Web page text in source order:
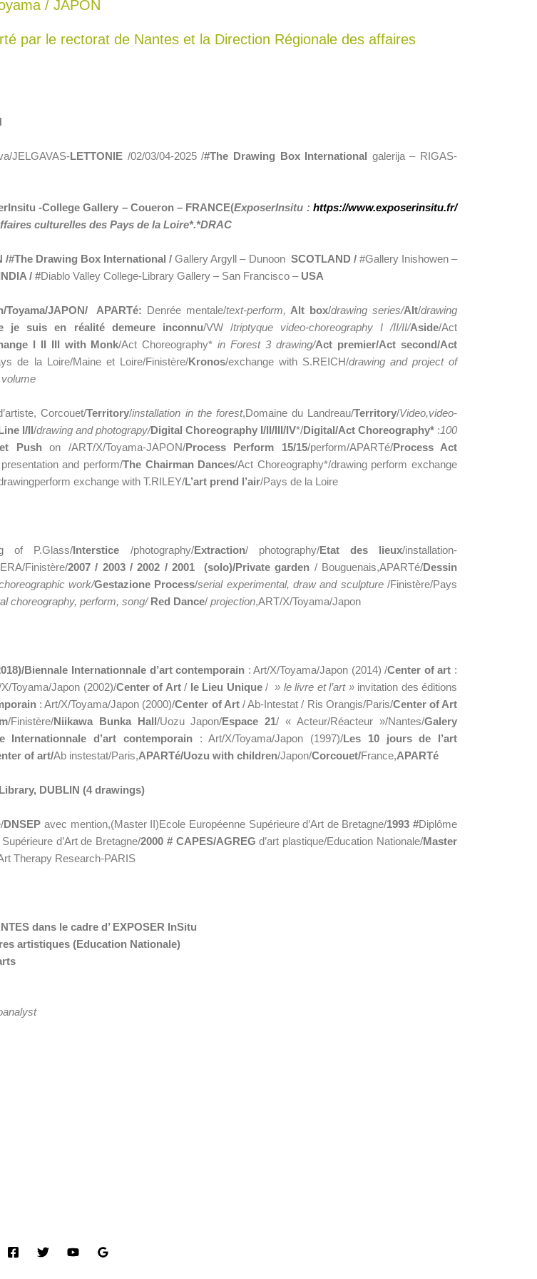
/ JAPON
par le rectorat de Nantes et la Direction Régionale des affaires
JELGAVAS-LETTONIE /02/03/04-2025 /#The Drawing Box International galerija – RIGAS-
-College Gallery – Coueron – FRANCE(ExposerInsitu :https://www.exposerinsitu.fr/
culturelles des Pays de la Loire*.*DRAC
/#The Drawing Box International /Gallery Argyll – Dunoon SCOTLAND / #Gallery Inishowen –
/ #Diablo Valley College-Library Gallery – San Francisco – USA
JAPON/ APARTé: Denrée mentale/text-perform, Alt box/drawing series/Alt/drawing
je suis en réalité demeure inconnu/VW /triptyque video-choreography I /II/II/Aside/Act
I II III with Monk/Act Choreography*in Forest 3 drawing/Act premier/Act second/Act
de la Loire/Maine et Loire/Finistère/Kronos/exchange with S.REICH/drawing and project of
Corcouet/Territory/installation in the forest,Domaine du Landreau/Territory/Video,video-
I/II/drawing and photograpy/Digital Choreography I/II/III/IV*/Digital/Act Choreography* :100
Pushon /ART/X/Toyama-JAPON/Process Perform 15/15/perform/APARTé/Process Act
and perform/The Chairman Dances/Act Choreography*/drawing perform exchange
exchange with T.RILEY/L’art prend l’air/Pays de la Loire
of P.Glass/Interstice /photography/Extraction/ photography/Etat des lieux/installation-
Finistère/2007 / 2003 / 2002 / 2001 (solo)/Private garden / Bouguenais,APARTé/Dessin
work/Gestazione Process/serial experimental, draw and sculpture/Finistère/Pays
choreography, perform, song/ Red Dance/ projection,ART/X/Toyama/Japon
Biennale Internationnale d’art contemporain : Art/X/Toyama/Japon (2014) /Center of art :
X/Toyama/Japon (2002)/Center of Art / le Lieu Unique/ » le livre et l’art »invitation des éditions
: Art/X/Toyama/Japon (2000)/Center of Art / Ab-Intestat / Ris Orangis/Paris/Center of Art
/Finistère/Niikawa Bunka Hall/Uozu Japon/Espace 21/ « Acteur/Réacteur »/Nantes/Galery
Internationnale d’art contemporain : Art/X/Toyama/Japon (1997)/Les 10 jours de l’art
of art/Ab instestat/Paris,APARTé/Uozu with children/Japon/Corcouet/France,APARTé
DUBLIN (4 drawings)
DNSEP avec mention,(Master II)Ecole Européenne Supérieure d’Art de Bretagne/1993 #Diplôme
d’Art de Bretagne/2000 # CAPES/AGREG d’art plastique/Education Nationale/Master
Therapy Research-PARIS
dans le cadre d’ EXPOSER InSitu
artistiques (Education Nationale)